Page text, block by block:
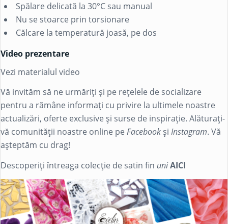
Spălare delicată la 30°C sau manual
Nu se stoarce prin torsionare
Călcare la temperatură joasă, pe dos
Video prezentare
Vezi materialul video
Vă invităm să ne urmăriți și pe rețelele de socializare
pentru a rămâne informați cu privire la ultimele noastre
actualizări, oferte exclusive și surse de inspirație. Alăturați-
vă comunității noastre online peFacebook și Instagram. Vă
așteptăm cu drag!
Descoperiți întreaga colecție de satin fin uniAICI